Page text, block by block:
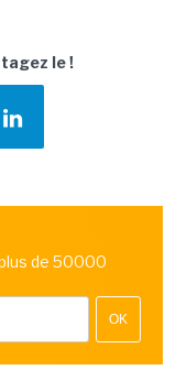
le !
de 50000
OK